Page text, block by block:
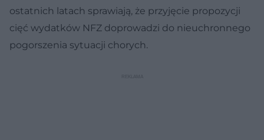
ostatnich latach sprawiają, że przyjęcie propozycji
cięć wydatków NFZ doprowadzi do nieuchronnego
pogorszenia sytuacji chorych.